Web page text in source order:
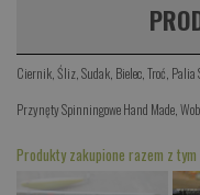
Ciernik ,Śliz ,Sudak Bielec ,Troć Palia
Przynęty Spinningowe Hand Made ,
Produkty zakupione razem z tym